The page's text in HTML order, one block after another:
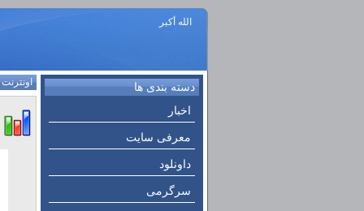
الله أكبر
دسته بندی ها
اخبار
معرفی سایت
داونلود
سرگرمی
اونترنت